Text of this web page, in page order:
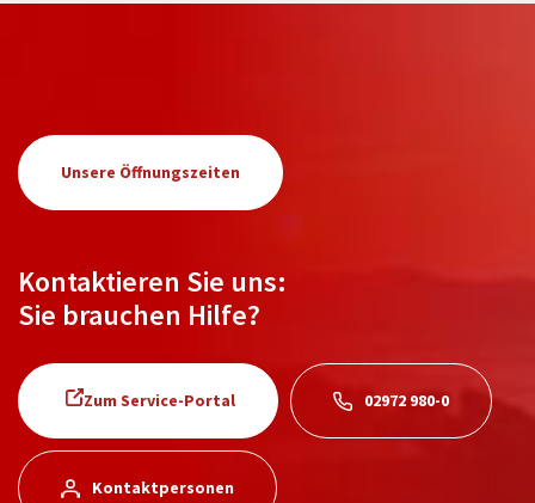
Unsere Öffnungszeiten
Kontaktieren Sie uns:
Sie brauchen Hilfe?
Zum Service-Portal 02972 980-0
Kontaktpersonen